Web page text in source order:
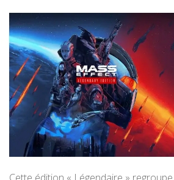
Cette édition « Légendaire »